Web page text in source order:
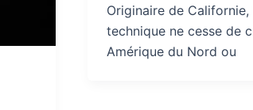
Originaire de
technique ne cesse de
Amérique du Nord ou